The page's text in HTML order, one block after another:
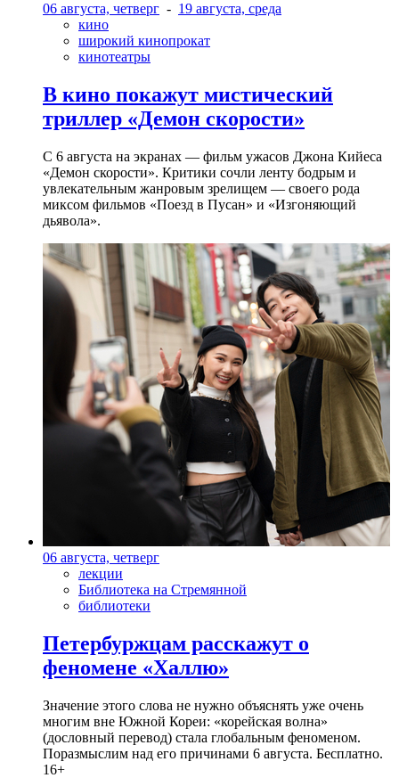
06 августа, четверг - 19 августа, среда
кино
широкий кинопрокат
кинотеатры
В кино покажут мистический
триллер «Демон скорости»
С 6 августа на экранах — фильм ужасов Джона Кийеса
«Демон скорости». Критики сочли ленту бодрым и
увлекательным жанровым зрелищeм — своего рода
миксом фильмов «Поезд в Пусан» и «Изгоняющий
дьявола».
06 августа, четверг
лекции
Библиотека на Стремянной
библиотеки
Петербуржцам расскажут о
феномене «Халлю»
Значение этого слова не нужно объяснять уже очень
многим вне Южной Кореи: «корейская волна»
(дословный перевод) стала глобальным феноменом.
Поразмыслим над его причинами 6 августа. Бесплатно.
16+